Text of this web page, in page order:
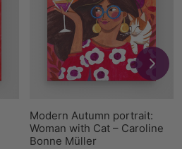
Modern Autumn portrait:
Woman with Cat – Caroline
Bonne Müller